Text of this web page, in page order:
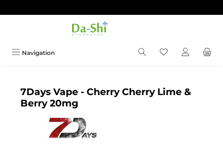
Navigation Du hast 0
7Days Vape - Cherry Cherry Lime &
Berry 20mg